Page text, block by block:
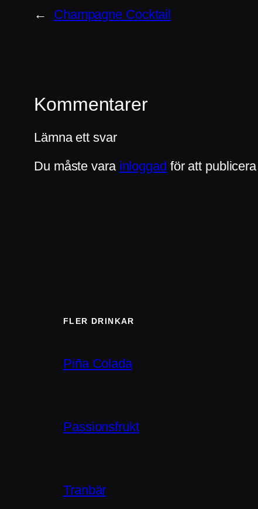
← Champagne Cocktail
Kommentarer
Lämna ett svar
Du måste vara inloggad för att
FLER DRINKAR
Piña Colada
Passionsfrukt
Tranbär